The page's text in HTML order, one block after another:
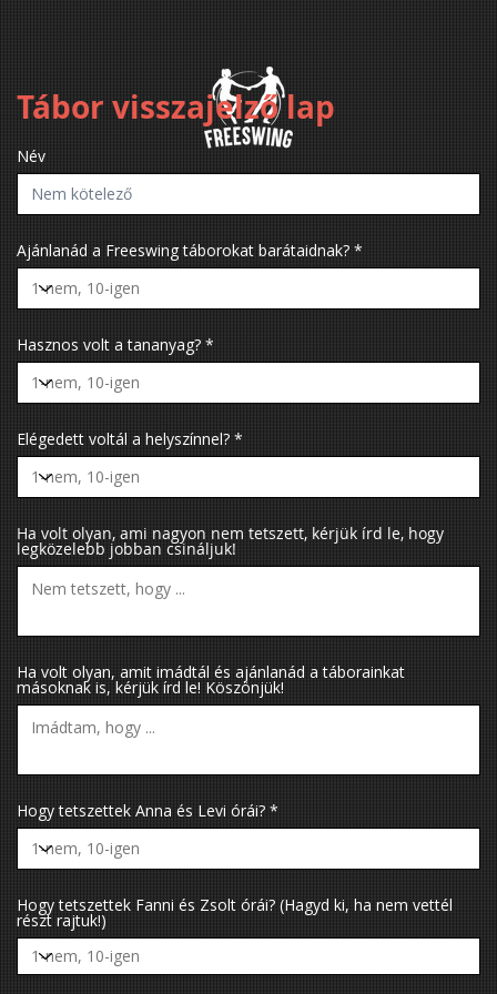
Tábor visszajelző lap
Név
Ajánlanád a Freeswing táborokat barátaidnak?
Hasznos volt a tananyag?
Elégedett voltál a helyszínnel?
Ha volt olyan, ami nagyon nem tetszett, kérjük írd le, hogy
legközelebb jobban csináljuk!
Ha volt olyan, amit imádtál és ajánlanád a táborainkat
másoknak is, kérjük írd le! Köszönjük!
Hogy tetszettek Anna és Levi órái?
Hogy tetszettek Fanni és Zsolt órái? (Hagyd ki, ha nem vettél
részt rajtuk!)